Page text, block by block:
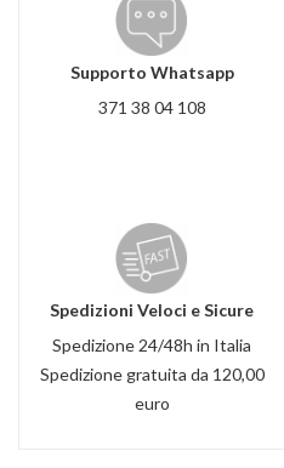
Supporto Whatsapp
371 38 04 108
Spedizioni Veloci e Sicure
Spedizione 24/48h in Italia
Spedizione gratuita da 120,00
euro